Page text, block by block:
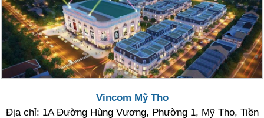
Vincom Mỹ Tho
Địa chỉ: 1A Đường Hùng Vương, Phường 1, Mỹ Tho, Tiền